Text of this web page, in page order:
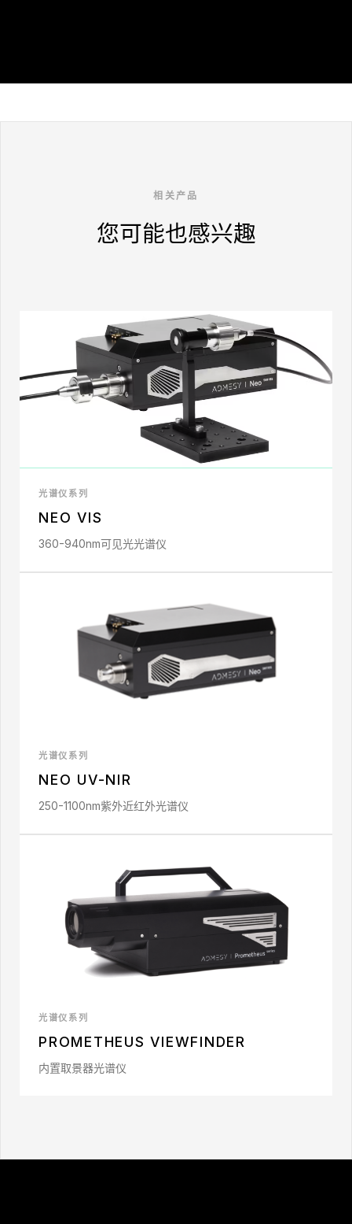
相关产品
您可能也感兴趣
光谱仪系列
NEO VIS
360-940nm可见光光谱仪
光谱仪系列
NEO UV-NIR
250-1100nm紫外近红外光谱仪
光谱仪系列
PROMETHEUS VIEWFINDER
内置取景器光谱仪